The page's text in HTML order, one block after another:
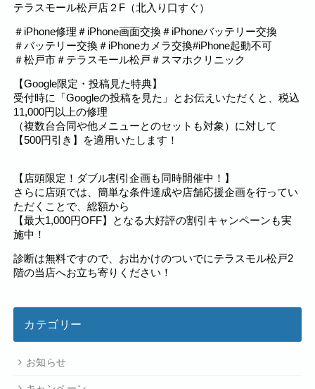
テラスモール松戸店２F（北入り口すぐ）
＃iPhone修理＃iPhone画面交換＃iPhoneバッテリー交換
＃バッテリー交換＃iPhoneカメラ交換#iPhone起動不可
＃松戸市＃テラスモール松戸＃スマホクリニック
【Google限定・投稿見た特典】
受付時に「Googleの投稿を見た」とお伝えいただくと、税込
11,000円以上の修理
（複数台合同や他メニューとのセットも対象）に対して
【500円引き】を適用いたします！
【店頭限定！ダブル割引企画も同時開催中！】
さらに店頭では、簡単な条件達成や店舗応援企画を行ってい
ただくことで、総額から
【最大1,000円OFF】となる大好評の割引キャンペーンも実
施中！
診断は無料ですので、お出かけのついでにテラスモル松戸2
階の当店へお立ち寄りください！
カテゴリー
お知らせ